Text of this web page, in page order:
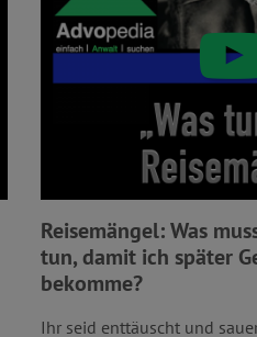
Reisemängel: Was
tun, damit ich später
bekomme?
Ihr seid enttäuscht und